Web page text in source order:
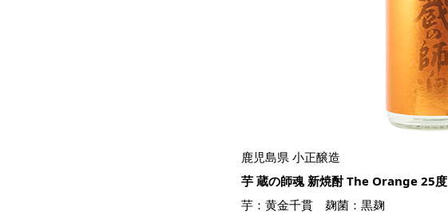
鹿児島県 小正醸造
芋 蔵の師魂 新焼酎 The Orange 25度
芋：黄金千貫 麹菌：黒麹